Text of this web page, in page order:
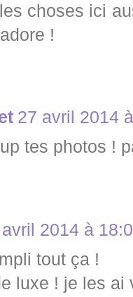
choses ici
!
27 avril 2014
tes photos !
2014 à
tout ça !
luxe ! je les ai